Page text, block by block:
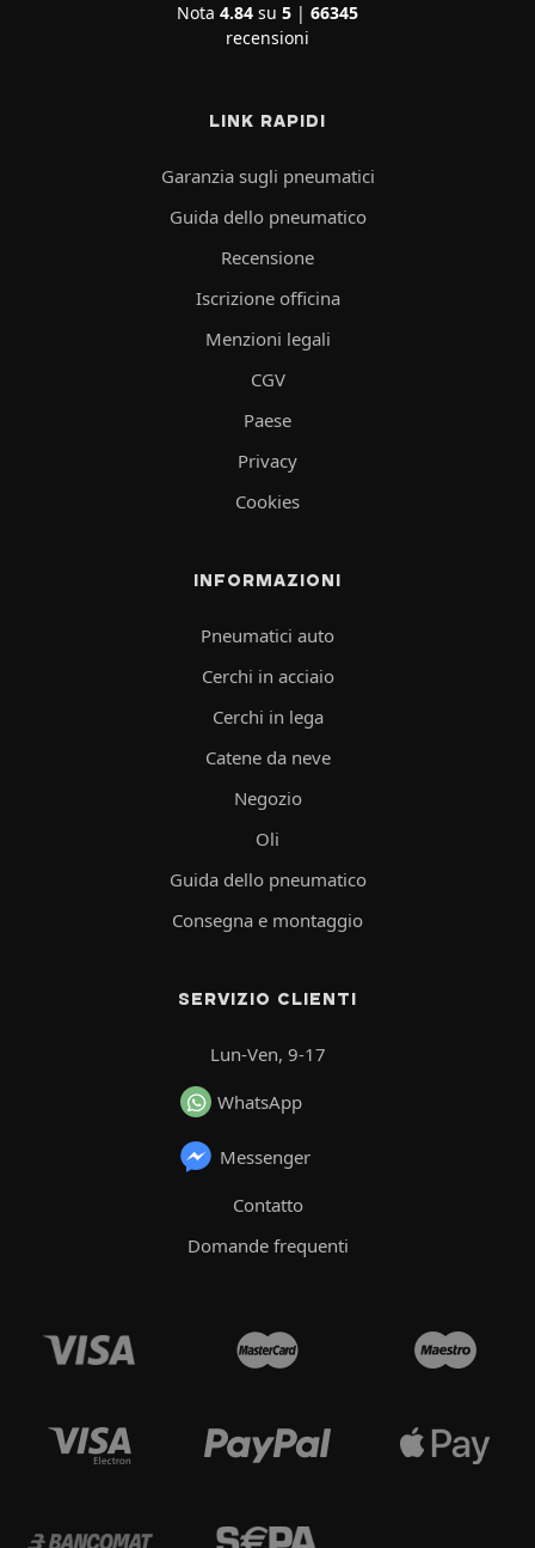
Nota 4.84 su 5 | 66345
recensioni
LINK RAPIDI
Garanzia sugli pneumatici
Guida dello pneumatico
Recensione
Iscrizione officina
Menzioni legali
CGV
Paese
Privacy
Cookies
INFORMAZIONI
Pneumatici auto
Cerchi in acciaio
Cerchi in lega
Catene da neve
Negozio
Oli
Guida dello pneumatico
Consegna e montaggio
SERVIZIO CLIENTI
Lun-Ven, 9-17
WhatsApp
Messenger
Contatto
Domande frequenti